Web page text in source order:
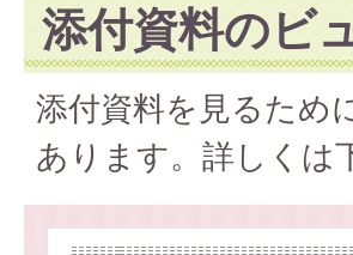
添付資料のビ
添付資料を見るため
あります。詳しくは